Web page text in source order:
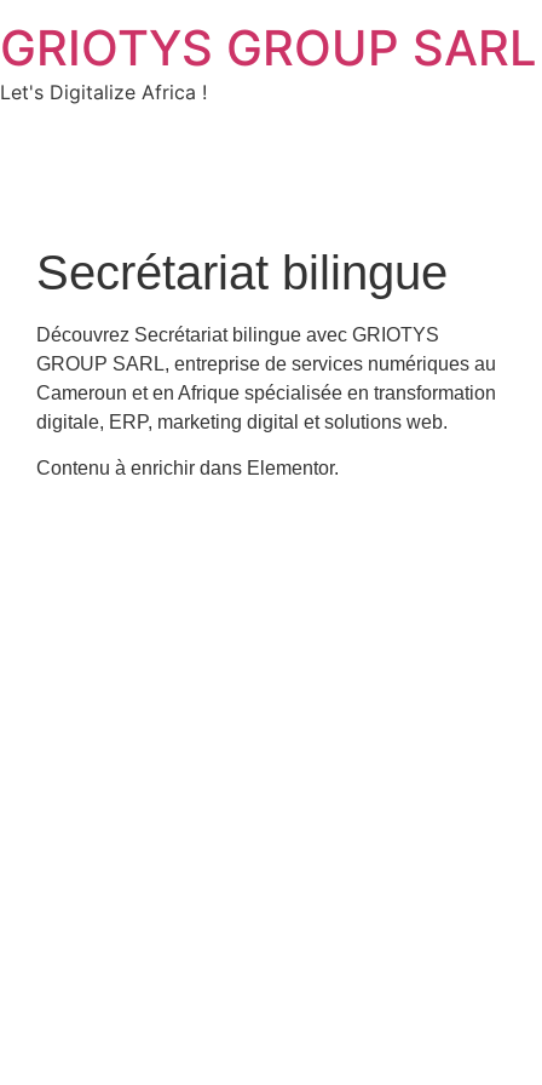
GRIOTYS GROUP SARL
Let's Digitalize Africa !
Secrétariat bilingue
Découvrez Secrétariat bilingue avec GRIOTYS
GROUP SARL, entreprise de services numériques au
Cameroun et en Afrique spécialisée en transformation
digitale, ERP, marketing digital et solutions web.
Contenu à enrichir dans Elementor.